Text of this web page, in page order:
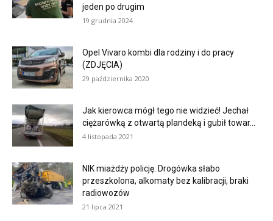
jeden po drugim
19 grudnia 2024
Opel Vivaro kombi dla rodziny i do pracy
(ZDJĘCIA)
29 października 2020
Jak kierowca mógł tego nie widzieć! Jechał
ciężarówką z otwartą plandeką i gubił towar...
4 listopada 2021
NIK miażdży policję. Drogówka słabo
przeszkolona, alkomaty bez kalibracji, braki
radiowozów
21 lipca 2021